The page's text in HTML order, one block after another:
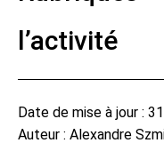
l’activité
Date de mise à jour :
Auteur : Alexandre